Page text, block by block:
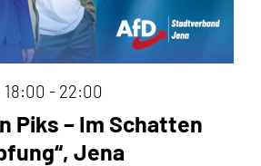
Piks – Im Schatten
Jena
18:00 - 22:00